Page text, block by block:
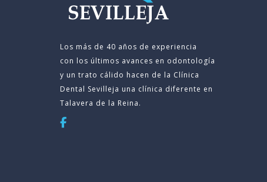
Los más de 40 años de experiencia
con los últimos avances en odontología
y un trato cálido hacen de la Clínica
Dental Sevilleja una clínica diferente en
Talavera de la Reina.